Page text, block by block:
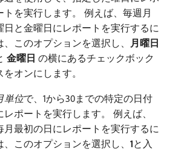
トを実行します。 例えば、毎週月
日と金曜日にレポートを実行するに
、このオプションを選択し、 月曜日
金曜日 ​の横にあるチェックボック
をオンにします。
単位​で、1から30までの特定の日付
レポートを実行します。 例えば、
月最初の日にレポートを実行するに
、このオプションを選択し、 1​と入